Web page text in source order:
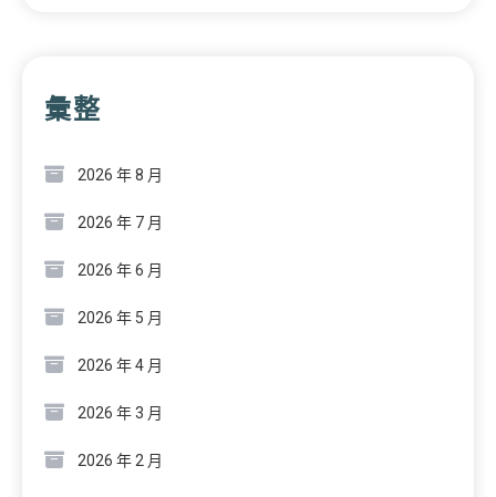
彙整
2026 年 8 月
2026 年 7 月
2026 年 6 月
2026 年 5 月
2026 年 4 月
2026 年 3 月
2026 年 2 月